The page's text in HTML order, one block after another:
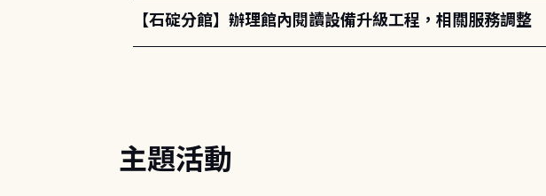
【石碇分館】辦理館內閱讀設備升級工程，相關服務調整
主題活動